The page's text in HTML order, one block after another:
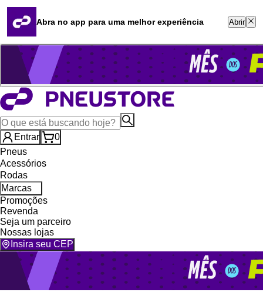
Quero revender
Blog
Whatsapp (16) 99764-8401
Televendas (47) 3046-2551
Entrar
0
Pneus
Acessórios
Rodas
Marcas
Promoções
Revenda
Seja um parceiro
Nossas lojas
Insira seu CEP
Abra no app para uma melhor experiência Abrir